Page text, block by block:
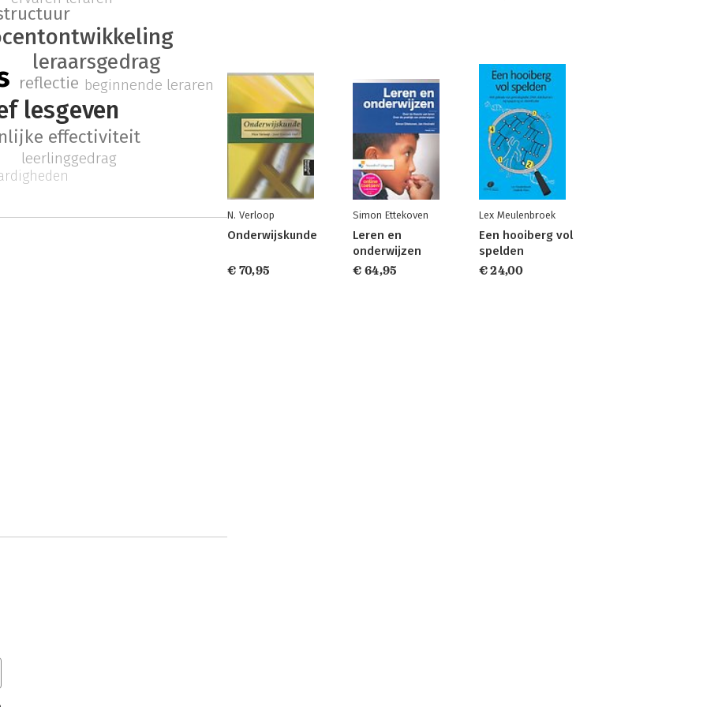
lesgeven
leraarsgedrag
effectiviteit
reflectie beginnende leraren
leerlinggedrag
N. Verloop
Onderwijskunde
€ 70,95
Simon Ettekoven
Leren en
onderwijzen
€ 64,95
Lex Meulenbroek
Een hooiberg vol
spelden
€ 24,00